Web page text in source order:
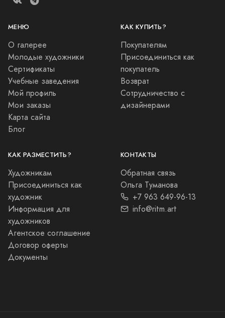
МЕНЮ
О галерее
Молодые художники
Сертификаты
Учебные заведения
Мой профиль
Мои заказы
Карта сайта
Блог
КАК КУПИТЬ?
Покупателям
Присоединиться как
покупатель
Возврат
Сотрудничество с
дизайнерами
КАК РАЗМЕСТИТЬ?
Художникам
Присоединиться как
художник
Информация для
художников
Агентское соглашение
Договор оферты
Документы
КОНТАКТЫ
Обратная связь
Ольга Туманова
+7 963 649-96-13
info@ritm.art